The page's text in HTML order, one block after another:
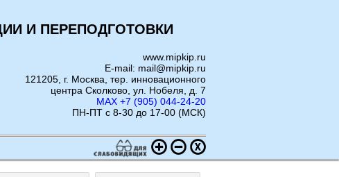
И ПЕРЕПОДГОТОВКИ
www.mipkip.ru
E-mail: mail@mipkip.ru
121205, г. Москва, тер. инновационного
центра Сколково, ул. Нобеля, д. 7
MAX +7 (905) 044-24-20
ПН-ПТ с 8-30 до 17-00 (МСК)